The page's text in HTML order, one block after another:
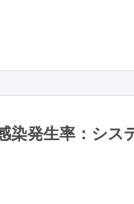
染発生率：シス